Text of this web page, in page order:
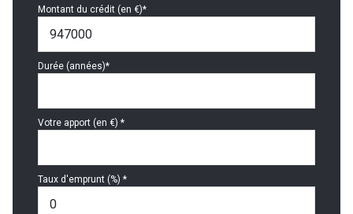
Montant du crédit (en €)*
Durée (années)*
Votre apport (en €) *
Taux d'emprunt (%) *